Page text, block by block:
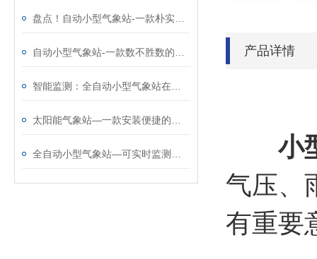
产品详情
小
气压、
有重要